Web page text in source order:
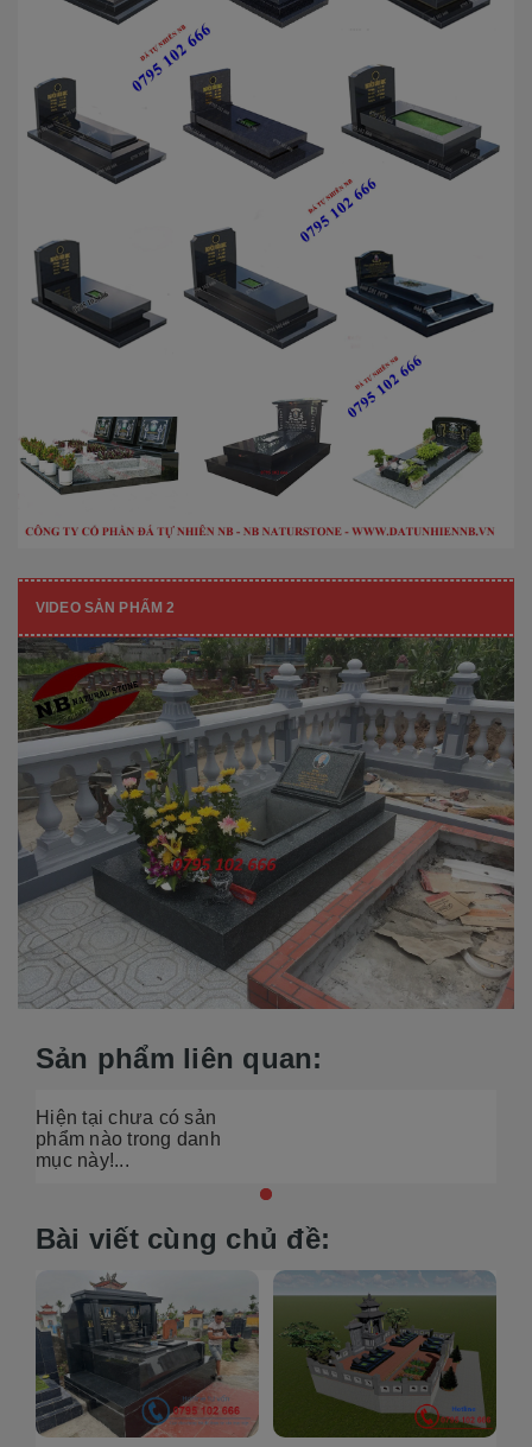
VIDEO SẢN PHẨM 2
Sản phẩm liên quan:
Hiện tại chưa có sản
phẩm nào trong danh
mục này!...
Bài viết cùng chủ đề: